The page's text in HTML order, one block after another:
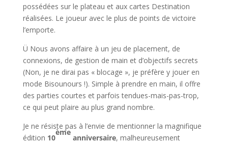
possédées sur le plateau et aux cartes Destination
réalisées. Le joueur avec le plus de points de victoire
l’emporte.
Ü Nous avons affaire à un jeu de placement, de
connexions, de gestion de main et d’objectifs secrets
(Non, je ne dirai pas « blocage », je préfère y jouer en
mode Bisounours !). Simple à prendre en main, il offre
des parties courtes et parfois tendues-mais-pas-trop,
ce qui peut plaire au plus grand nombre.
Je ne résiste pas à l’envie de mentionner la magnifique
édition 10
ème
anniversaire, malheureusement